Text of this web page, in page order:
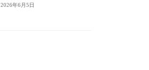
2026年6月5日